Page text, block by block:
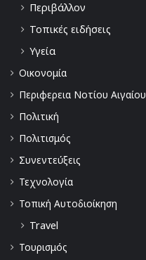
Περιβάλλον
Τοπικές ειδήσεις
Υγεία
Οικονομία
Περιφερεια Νοτίου Αιγαίου
Πολιτική
Πολιτισμός
Συνεντεύξεις
Τεχνολογία
Τοπική Αυτοδιοίκηση
Travel
Τουρισμός